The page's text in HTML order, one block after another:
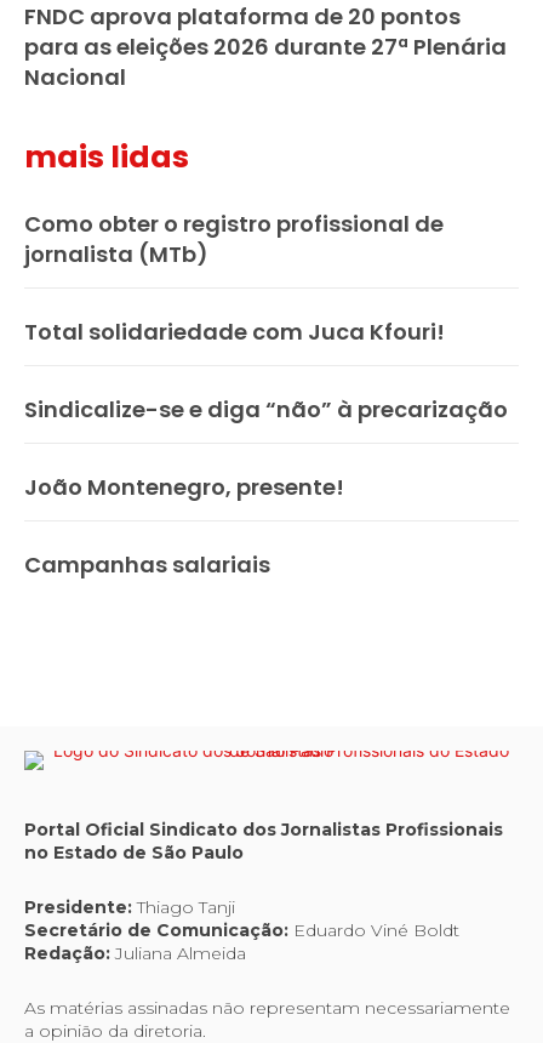
FNDC aprova plataforma de 20 pontos
para as eleições 2026 durante 27ª Plenária
Nacional
mais lidas
Como obter o registro profissional de
jornalista (MTb)
Total solidariedade com Juca Kfouri!
Sindicalize-se e diga “não” à precarização
João Montenegro, presente!
Campanhas salariais
Portal Oficial Sindicato dos Jornalistas Profissionais
no Estado de São Paulo
Presidente:Thiago Tanji
Secretário de Comunicação: Eduardo Viné Boldt
Redação:Juliana Almeida
As matérias assinadas não representam necessariamente
a opinião da diretoria.